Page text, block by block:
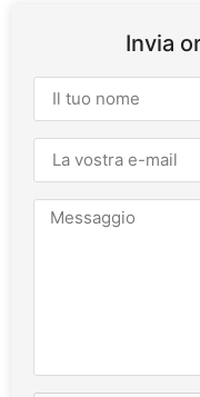
Invia